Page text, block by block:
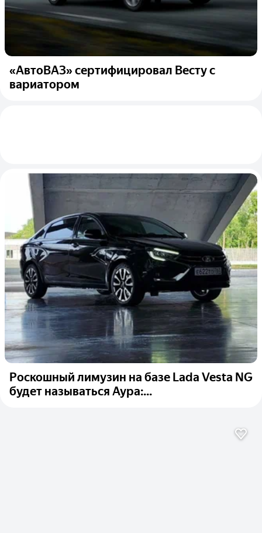
«АвтоВАЗ» сертифицировал Весту с
вариатором
Роскошный лимузин на базе Lada Vesta NG
будет называться Аура:...